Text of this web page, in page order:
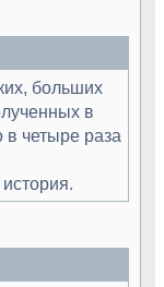
больших
в
в четыре раза